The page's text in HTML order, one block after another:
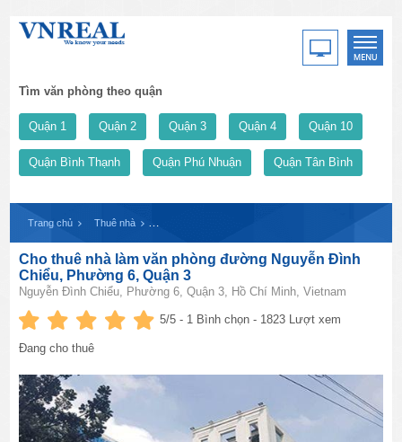
Tìm văn phòng theo quận
Quận 1 Quận 2 Quận 3 Quận 4 Quận 10
Quận Bình Thạnh Quận Phú Nhuận Quận Tân Bình
Trang chủ Thuê nhà
Cho thuê nhà làm văn phòng đường Nguyễn Đình
Chiểu, Phường 6, Quận 3
Nguyễn Đình Chiểu, Phường 6, Quận 3, Hồ Chí Minh, Vietnam
5/5 - 1 Bình chọn - 1823 Lượt xem
Đang cho thuê